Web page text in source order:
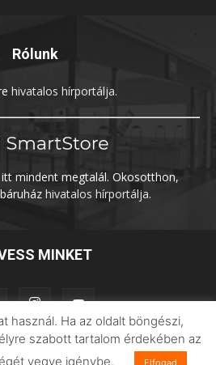
Rólunk
hivatalos hírportálja.
mindent megtalál. Okosotthon,
hivatalos hírportálja.
MINKET
használ. Ha az oldalt böngészi,
szabott tartalom érdekében az
vegye igénybe.
Elfogad